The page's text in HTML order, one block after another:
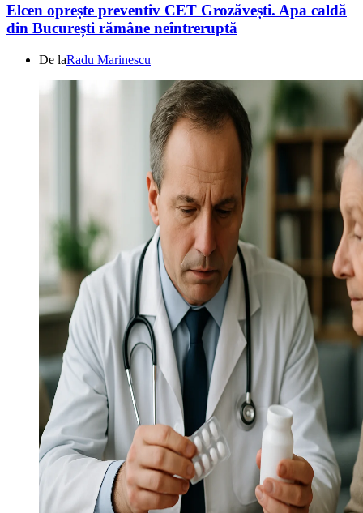
Elcen oprește preventiv CET Grozăvești. Apa caldă
din București rămâne neîntreruptă
De laRadu Marinescu